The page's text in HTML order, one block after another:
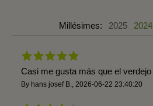
Millésimes: 2025 2024
Casi me gusta más que el verdejo
By hans josef B. 2026-06-22 23:40:20